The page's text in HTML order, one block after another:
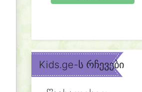
Kids.ge-ს რჩევები